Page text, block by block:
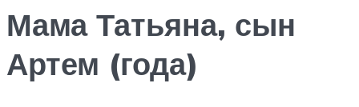
Мама Татьяна, сын
Артем (года)